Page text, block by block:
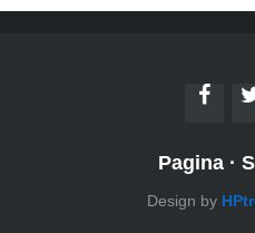
Pagina·
Design by